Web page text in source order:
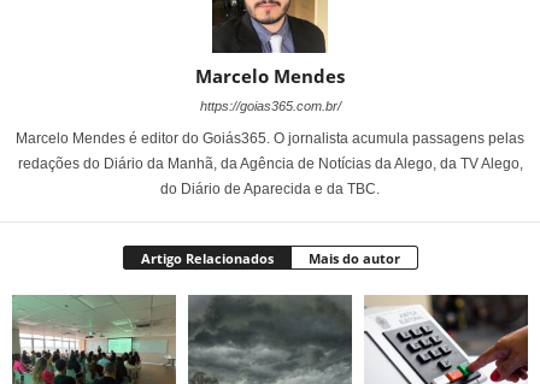
Marcelo Mendes
https://goias365.com.br/
Marcelo Mendes é editor do Goiás365. O jornalista acumula passagens pelas
redações do Diário da Manhã, da Agência de Notícias da Alego, da TV Alego,
do Diário de Aparecida e da TBC.
Artigo Relacionados Mais do autor